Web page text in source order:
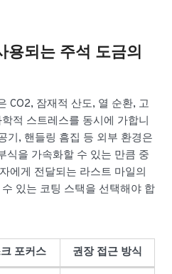
용되는 주석 도금의
CO2, 잠재적 산도, 열 순환, 고
적 스트레스를 동시에 가합니
기, 핸들링 흠집 등 외부 환경은
식을 가속화할 수 있는 만큼 중
에게 전달되는 라스트 마일의
있는 코팅 스택을 선택해야 합
포커스 권장 접근 방식